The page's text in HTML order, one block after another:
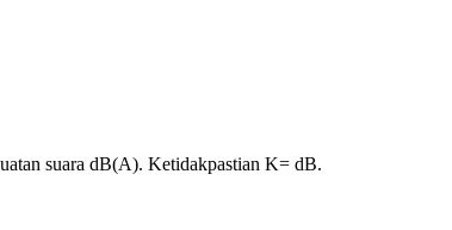
suara dB(A). Ketidakpastian K= dB.